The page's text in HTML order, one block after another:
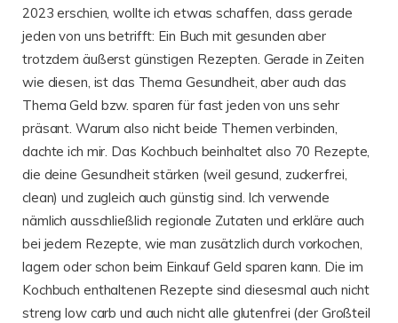
2023 erschien, wollte ich etwas schaffen, dass gerade
jeden von uns betrifft: Ein Buch mit gesunden aber
trotzdem äußerst günstigen Rezepten. Gerade in Zeiten
wie diesen, ist das Thema Gesundheit, aber auch das
Thema Geld bzw. sparen für fast jeden von uns sehr
präsant. Warum also nicht beide Themen verbinden,
dachte ich mir. Das Kochbuch beinhaltet also 70 Rezepte,
die deine Gesundheit stärken (weil gesund, zuckerfrei,
clean) und zugleich auch günstig sind. Ich verwende
nämlich ausschließlich regionale Zutaten und erkläre auch
bei jedem Rezepte, wie man zusätzlich durch vorkochen,
lagern oder schon beim Einkauf Geld sparen kann. Die im
Kochbuch enthaltenen Rezepte sind diesesmal auch nicht
streng low carb und auch nicht alle glutenfrei (der Großteil